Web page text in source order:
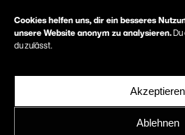
Cookies helfen uns, dir ein besseres
unsere Website anonym zu analysieren.
du zulässt.
Akzeptieren
Ablehnen